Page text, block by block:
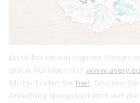
Erstellen Sie ein eigenes Design
gratis Vorlagen auf
Motiv finden Sie hier . Drucken
Anleitung spiegelverkehrt auf